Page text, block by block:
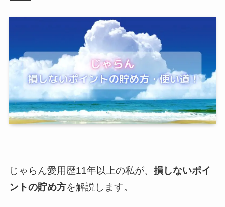
じゃらん愛用歴11年以上の私が、 損しないポイ
ントの貯め方を解説します。